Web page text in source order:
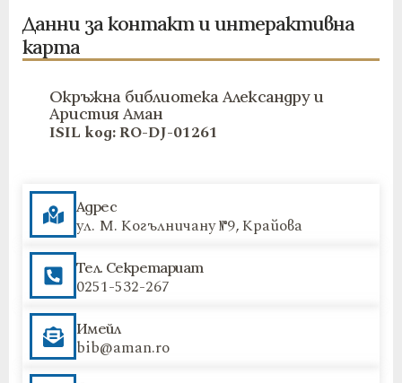
Данни за контакт и интерактивна
карта
Окръжна библиотека Александру и
Аристия Аман
ISIL код: RO-DJ-01261
Адрес
ул. М. Когълничану №9, Крайова
Тел. Секретариат
0251-532-267
Имейл
bib@aman.ro